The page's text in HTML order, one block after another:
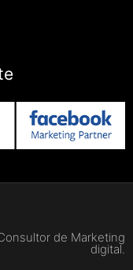
de Marketing
digital.